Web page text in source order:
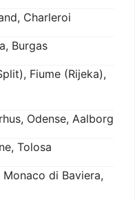
Charleroi
Burgas
Fiume (Rijeka),
Odense, Aalborg
Tolosa
di Baviera,